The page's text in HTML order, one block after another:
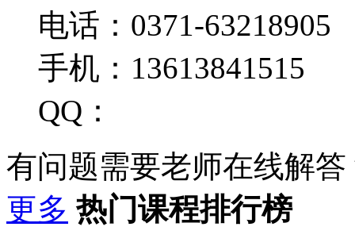
电话：0371-63218905
手机：13613841515
QQ：
有问题需要老师在线解答
更多 热门课程排行榜